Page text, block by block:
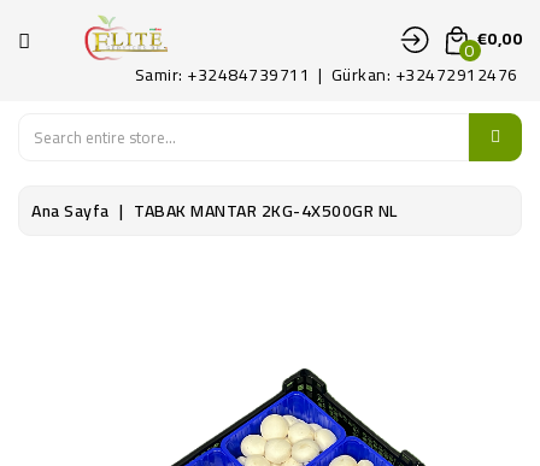
KATEGORI
SAYFA
0€0,00
Samir: +32484739711 | Gürkan: +32472912476
Ana Sayfa TABAK MANTAR 2KG-4X500GR NL